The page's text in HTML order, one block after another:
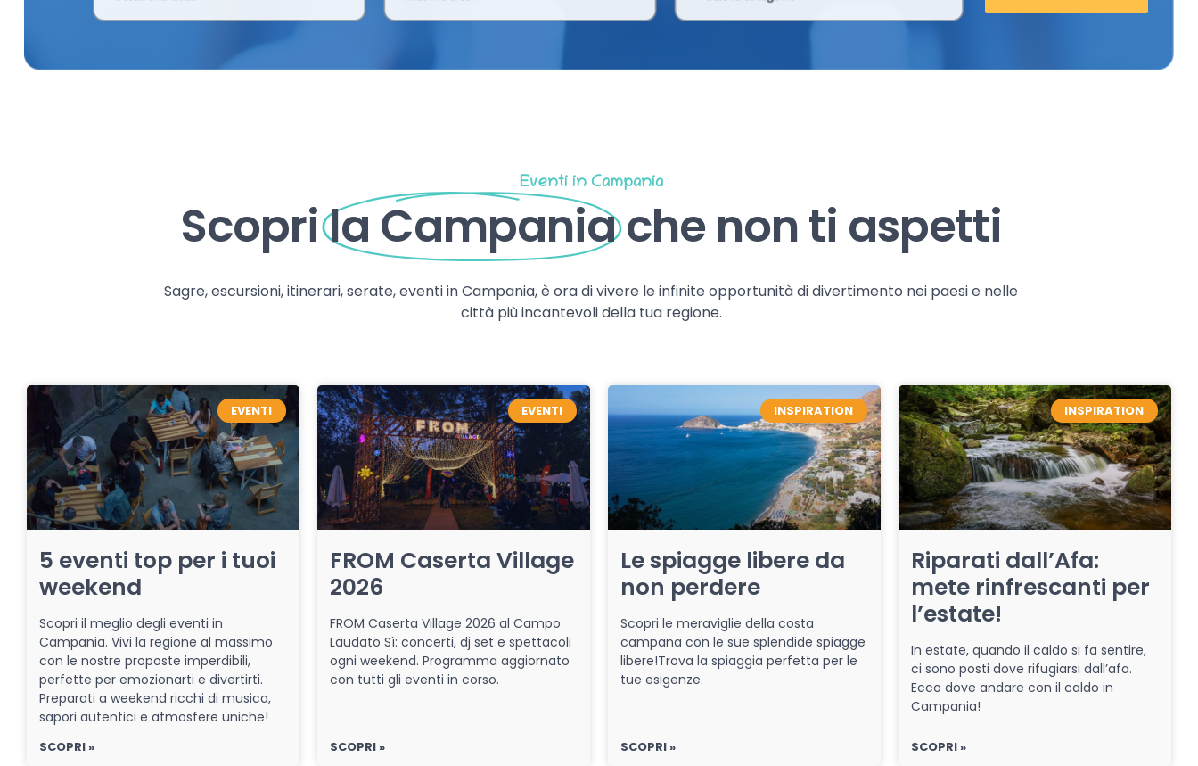
Eventi in Campania
Scoprila Campaniache non ti aspetti
Sagre, escursioni, itinerari, serate, eventi in Campania, è ora di vivere le infinite opportunità di divertimento nei paesi e nelle
città più incantevoli della tua regione.
EVENTI
5 eventi top per i tuoi
weekend
Scopri il meglio degli eventi in
Campania. Vivi la regione al massimo
con le nostre proposte imperdibili,
perfette per emozionarti e divertirti.
Preparati a weekend ricchi di musica,
sapori autentici e atmosfere uniche!
SCOPRI »
EVENTI
FROM Caserta Village
2026
FROM Caserta Village 2026 al Campo
Laudato Sì: concerti, dj set e spettacoli
ogni weekend. Programma aggiornato
con tutti gli eventi in corso.
SCOPRI »
INSPIRATION
Le spiagge libere da
non perdere
Scopri le meraviglie della costa
campana con le sue splendide spiagge
libere!Trova la spiaggia perfetta per le
tue esigenze.
SCOPRI »
INSPIRATION
Riparati dall’Afa:
mete rinfrescanti per
l’estate!
In estate, quando il caldo si fa sentire,
ci sono posti dove rifugiarsi dall’afa.
Ecco dove andare con il caldo in
Campania!
SCOPRI »